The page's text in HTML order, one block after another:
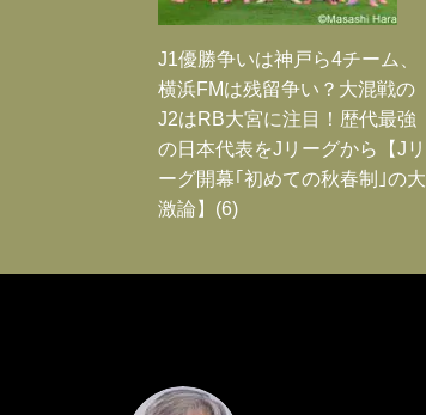
J1優勝争いは神戸ら4チーム、
横浜FMは残留争い？大混戦の
J2はRB大宮に注目！歴代最強
の日本代表をJリーグから【Jリ
ーグ開幕｢初めての秋春制｣の大
激論】(6)